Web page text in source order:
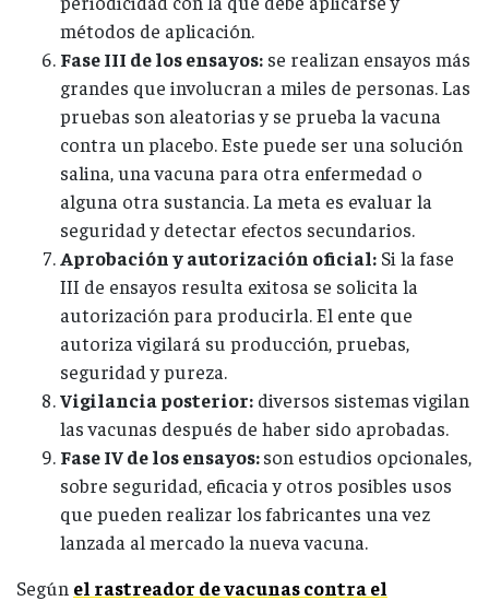
métodos de aplicación.
Fase III de los ensayos: se realizan ensayos más
grandes que involucran a miles de personas. Las
pruebas son aleatorias y se prueba la vacuna
contra un placebo. Este puede ser una solución
salina, una vacuna para otra enfermedad o
alguna otra sustancia. La meta es evaluar la
seguridad y detectar efectos secundarios.
Aprobación y autorización oficial: Si la fase
III de ensayos resulta exitosa se solicita la
autorización para producirla. El ente que
autoriza vigilará su producción, pruebas,
seguridad y pureza.
Vigilancia posterior: diversos sistemas vigilan
las vacunas después de haber sido aprobadas.
Fase IV de los ensayos:son estudios opcionales,
sobre seguridad, eficacia y otros posibles usos
que pueden realizar los fabricantes una vez
lanzada al mercado la nueva vacuna.
Según el rastreador de vacunas contra el